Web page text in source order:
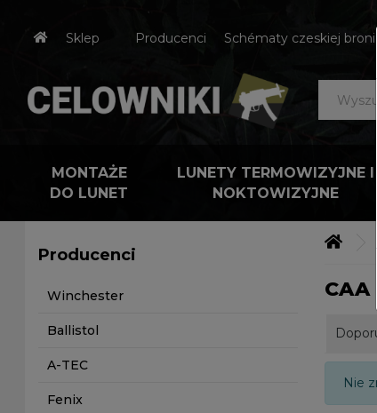
Sklep Producenci Schématy czeskiej broni
MONTAŻE
DO LUNET
LUNETY TERMOWIZYJNE I
NOKTOWIZYJNE
Producenci
Winchester
Ballistol
A-TEC
Fenix
CAA
Nie